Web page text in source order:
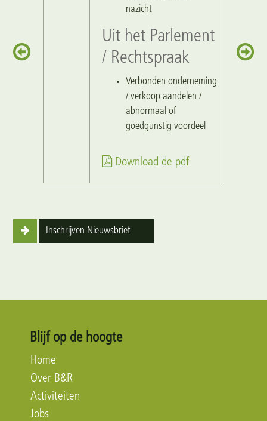
nazicht
Uit het Parlement
/ Rechtspraak
Verbonden onderneming
/ verkoop aandelen /
abnormaal of
goedgunstig voordeel
Download de pdf
Inschrijven Nieuwsbrief
Blijf op de hoogte
Home
Over B&R
Activiteiten
Jobs